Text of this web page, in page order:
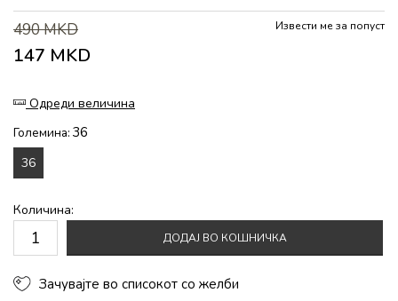
490MKD
147 MKD
Извести ме за попуст
Одреди величина
Големина: 36
36
Количина:
ДОДАЈ ВО КОШНИЧКА
Зачувајте во списокот со желби